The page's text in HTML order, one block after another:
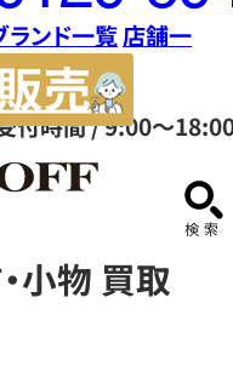
ヤ
付時間 / 9:00～
ランド一覧店舗一
サ
小物 買取